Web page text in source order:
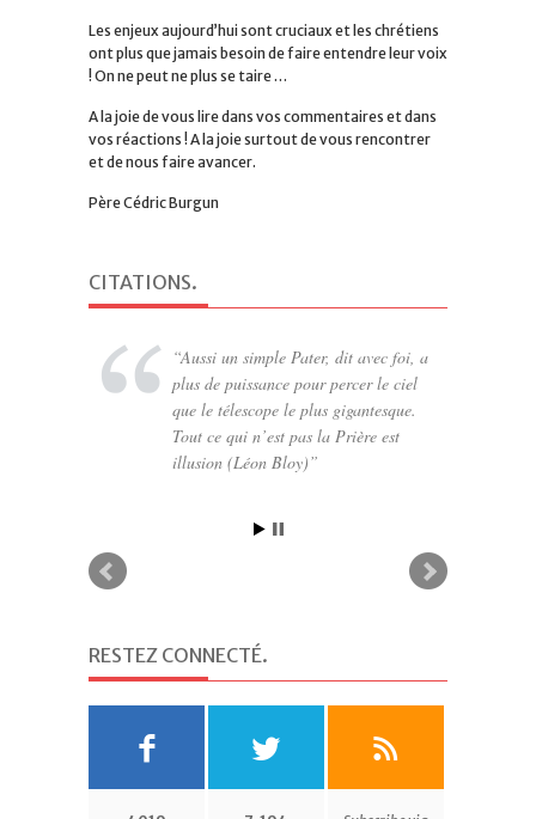
Les enjeux aujourd’hui sont cruciaux et les chrétiens
ont plus que jamais besoin de faire entendre leur voix
! On ne peut ne plus se taire …
A la joie de vous lire dans vos commentaires et dans
vos réactions ! A la joie surtout de vous rencontrer
et de nous faire avancer.
Père Cédric Burgun
CITATIONS.
Aussi un simple Pater, dit avec foi, a
plus de puissance pour percer le ciel
que le télescope le plus gigantesque.
Tout ce qui n’est pas la Prière est
illusion (Léon Bloy)
RESTEZ CONNECTÉ.